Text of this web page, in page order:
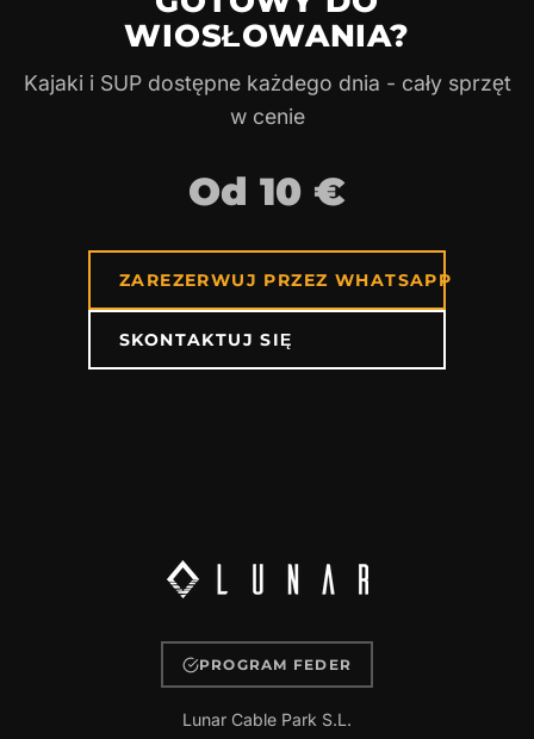
WIOSŁOWANIA?
Kajaki i SUP dostępne każdego dnia - cały sprzęt
w cenie
Od 10 €
ZAREZERWUJ PRZEZ WHATSAPP
SKONTAKTUJ SIĘ
PROGRAM FEDER
Lunar Cable Park S.L.